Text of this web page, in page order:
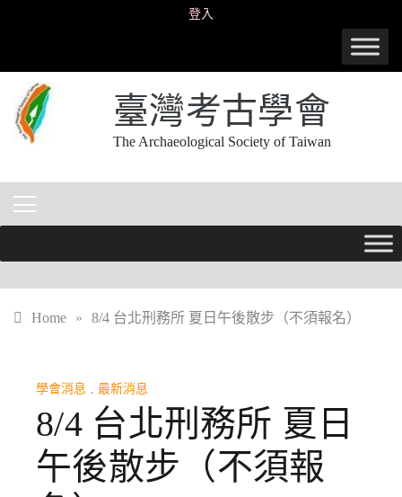
登入
臺灣考古學會
The Archaeological Society of Taiwan
Home » 8/4 台北刑務所 夏日午後散步（不須報名）
學會消息 最新消息
8/4 台北刑務所 夏日
午後散步（不須報